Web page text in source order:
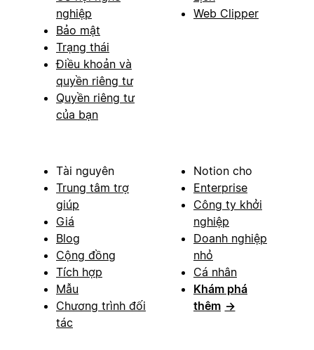
nghiệp
Bảo mật
Trạng thái
Điều khoản và
quyền riêng tư
Quyền riêng tư
của bạn
Web Clipper
Tài nguyên
Trung tâm trợ
giúp
Giá
Blog
Cộng đồng
Tích hợp
Mẫu
Chương trình đối
tác
Notion cho
Enterprise
Công ty khởi
nghiệp
Doanh nghiệp
nhỏ
Cá nhân
Khám phá
thêm →